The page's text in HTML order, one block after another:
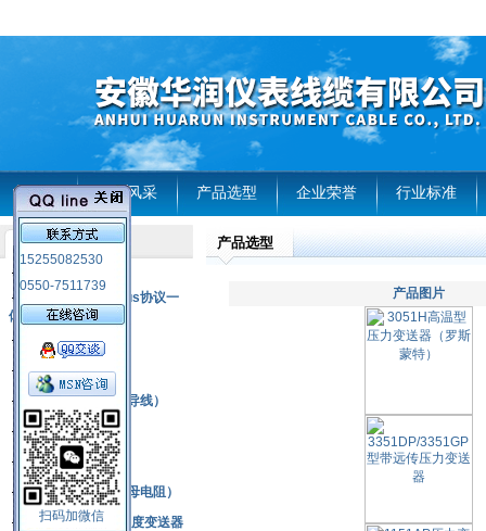
首页 企业风采 产品选型 企业荣誉 行业标准
15255082530
0550-7511739
扫码加微信
产品列表
RS485通讯modbus协议一
体化现场智能仪表
热电偶
压力式温度计
热电偶补偿电缆（导线）
振动传感器
热电阻
铂热电阻元件（云母电阻）
SBW系列一体化温度变送器
产品选型
产品图片